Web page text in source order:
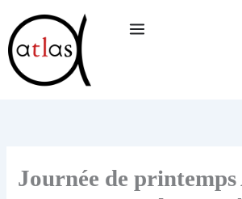
au
contenu
Journée de